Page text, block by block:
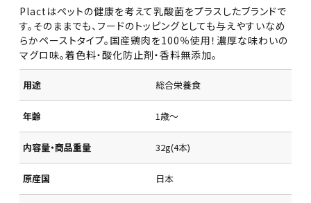
Plactはペットの健康を考えて乳酸菌をプラスしたブランドで
す。そのままでも、フードのトッピングとしても与えやすいなめ
らかペーストタイプ。国産鶏肉を100％使用！濃厚な味わいの
マグロ味。着色料・酸化防止剤・香料無添加。
用途 総合栄養食
年齢 1歳～
内容量・商品重量 32g(4本)
原産国 日本